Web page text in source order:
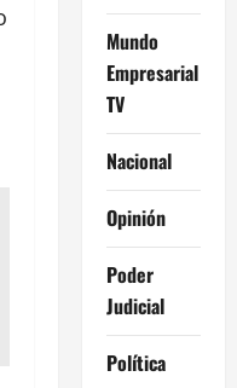
Mundo
Empresarial
TV
Nacional
Opinión
Poder
Judicial
Política